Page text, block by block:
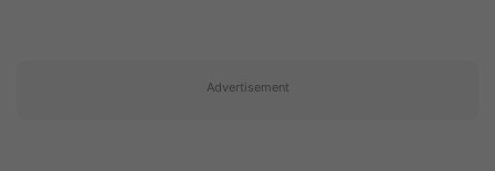
Advertisement